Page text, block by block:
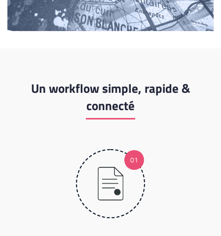
Un workflow simple, rapide &
connecté